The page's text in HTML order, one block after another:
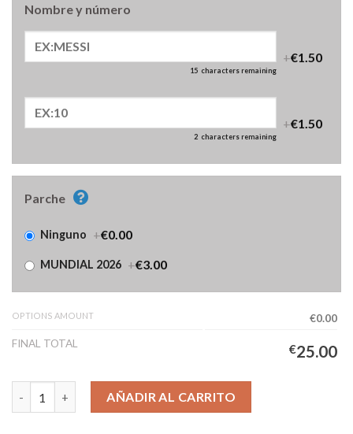
Nombre y número
15 characters remaining
+€1.50
2 characters remaining
+€1.50
Parche
Ninguno +€0.00
MUNDIAL 2026 +€3.00
OPTIONS AMOUNT
€0.00
FINAL TOTAL
€25.00
Camiseta Bélgica Primera Equipación Mujer 2026/2027 cantidad
AÑADIR AL CARRITO